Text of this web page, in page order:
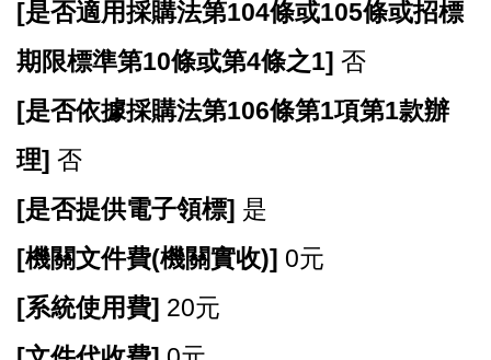
[是否適用採購法第104條或105條或招標
期限標準第10條或第4條之1] 否
[是否依據採購法第106條第1項第1款辦
理] 否
[是否提供電子領標] 是
[機關文件費(機關實收)] 0元
[系統使用費] 20元